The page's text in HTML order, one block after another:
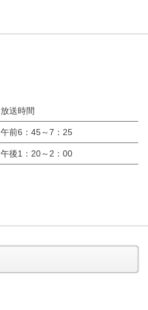
放送時間
午前6：45～7：25
午後1：20～2：00